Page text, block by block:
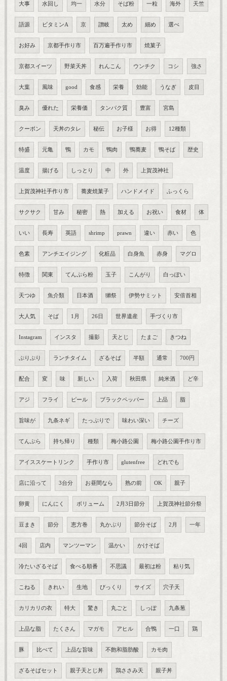
大事 水回し 均一 水分 そば粉 一粒 海外 天竺
語源 ビタミンA 京 讃岐 太め 細め 選べ
お好み 京都手作り市 百万遍手作り市 焼菓子
京都スイーツ 野菜天丼 れんこん ウンチク コシ 強さ
大葉 風味 good 食感 栄養 効能 うなぎ 皮目
臭み 優れた 栄養価 タンパク質 豊富 宮島
クーポン 天丼のタレ 秘伝 お子様 お得 12種類
特盛 元亀 鴨 カモ 鴨肉 鴨蕎麦 鴨そば 歴史
温度 揚げる しっとり 中 外 上賀茂神社
上賀茂神社手作り市 蕎麦焼菓子 ハンドメイド ふっくら
サクサク 甘み 秘密 熱 加える お祝い 食材 体
いい 長寿 英語 shrimp prawn 違い 赤い 色
色素 アンチエイジング 化粧品 白身魚 赤身 マグロ
特徴 関東 てんぷら粉 玉子 こんがり 白っぽい
天つゆ 魚介類 日本酒 獺祭 伊勢サミット 安倍首相
大人気 そば 1月 26日 世界遺産 手づくり市
Instagram インスタ 撮影 天とじ たまご きつね
ぷりぷり ランチタイム ざるそば 半額 通常 700円
配合 変 味 新しい 入荷 秋田県 純米酒 ど辛
アジ フライ ピール ブラックペッパー 上品 脂
旨味が 九条ネギ たっぷりで 味わい深い チーズ
てんぷら 持ち帰り 種類 梅小路公園 梅小路公園手作り市
アイススケートリンク 手作り市 glutenfree どれでも
店に沿って 3台分 お昼間なら 熟の前 OK 親子
卵黄 にんにく ボリューム 2月3日節分 上賀茂神社節分祭
豆まき 節分 恵方巻 丸かぶり 節分そば 2月 一年
4回 店内 マンツーマン 温かい かけそば
冷たいざるそば 食べる順番 不思議 最初は粉 粘り気
こねる きれい 生地 びっくり サイズ 穴子天
カリカリの衣 特大 驚き 丸ごと しっぽ 九条葱
上品な脂 たくさん マガモ アヒル 合鴨 一口 鶏
豚 比べて 上品な旨味 不飽和脂肪酸 カモ肉
ざるそばセット 親子天とじ丼 鶏ささみ天 親子丼